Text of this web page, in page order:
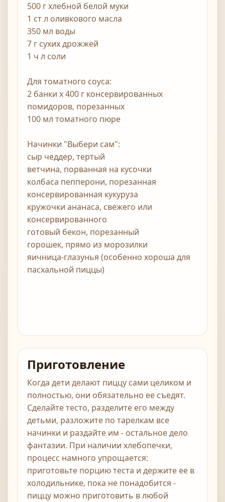
500 г хлебной белой муки
1 ст л оливкового масла
350 мл воды
7 г сухих дрожжей
1 ч л соли
Для томатного соуса:
2 банки х 400 г консервированных
помидоров, порезанных
100 мл томатного пюре
Начинки "Выбери сам":
сыр чеддер, тертый
ветчина, порванная на кусочки
колбаса пепперони, порезанная
консервированная кукуруза
кружочки ананаса, свежего или
консервированного
готовый бекон, порезанный
горошек, прямо из морозилки
яичница-глазунья (особенно хороша для
пасхальной пиццы)
Приготовление
Когда дети делают пиццу сами целиком и
полностью, они обязательно ее съедят.
Сделайте тесто, разделите его между
детьми, разложите по тарелкам все
начинки и раздайте им - остальное дело
фантазии. При наличии хлебопечки,
процесс намного упрощается:
приготовьте порцию теста и держите ее в
холодильнике, пока не понадобится -
пиццу можно приготовить в любой